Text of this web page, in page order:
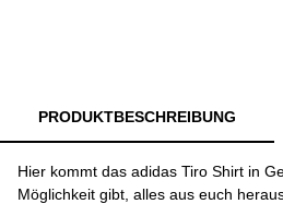
PRODUKTBESCHREIBUNG
Hier kommt das adidas Tiro Shirt in
Möglichkeit gibt, alles aus euch